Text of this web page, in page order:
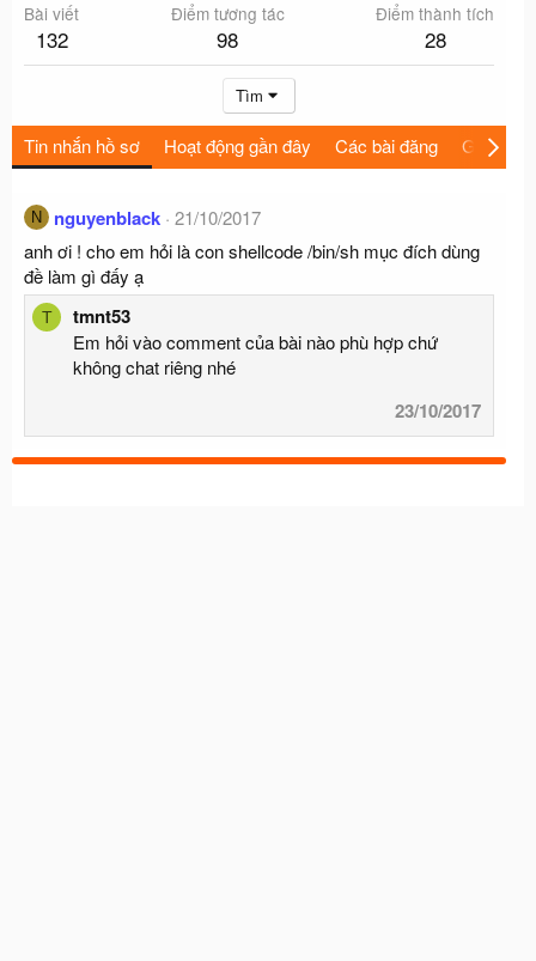
Bài viết
132
Điểm tương tác
98
Điểm thành tích
28
Tìm
Tin nhắn hồ sơ Hoạt động gần đây Các bài đăng Giới thiệu
N nguyenblack 21/10/2017
anh ơi ! cho em hỏi là con shellcode /bin/sh mục đích dùng
đề làm gì đấy ạ
T tmnt53
Em hỏi vào comment của bài nào phù hợp chứ
không chat riêng nhé
23/10/2017